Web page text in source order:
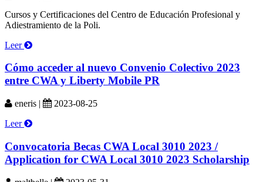
Cursos y Certificaciones del Centro de Educación Profesional y
Adiestramiento de la Poli.
Leer
Cómo acceder al nuevo Convenio Colectivo 2023
entre CWA y Liberty Mobile PR
eneris |
2023-08-25
Leer
Convocatoria Becas CWA Local 3010 2023 /
Application for CWA Local 3010 2023 Scholarship